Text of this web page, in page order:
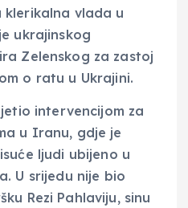
vlada u
ukrajinskog
Zelenskog za zastoj
o ratu u Ukrajini.
intervencijom za
u Iranu, gdje je
ljudi ubijeno u
U srijedu nije bio
Rezi Pahlaviju, sinu